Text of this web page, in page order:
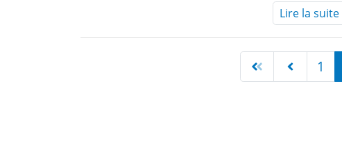
Lire la suite
1